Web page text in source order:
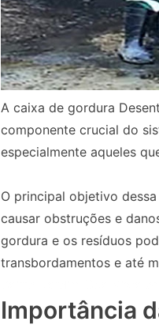
A caixa de gordura
componente crucial do
especialmente aqueles
O principal objetivo
causar obstruções e
gordura e os resíduos
transbordamentos e até
Importância